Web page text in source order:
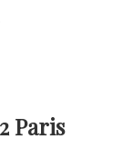
Paris